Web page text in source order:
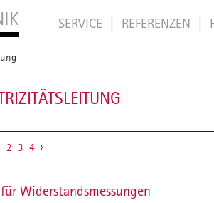
SERVICE REFERENZEN
2 3 4
Widerstandsmessungen